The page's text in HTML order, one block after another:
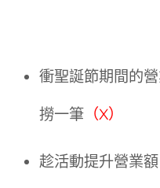
衝聖誕節期間的
撈一筆（X）
趁活動提升營業